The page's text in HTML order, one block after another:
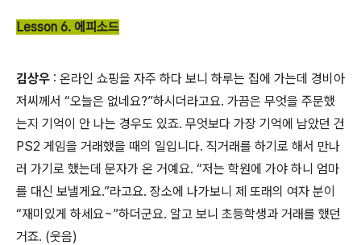
Lesson 6. 에피소드
김상우 : 온라인 쇼핑을 자주 하다 보니 하루는 집에 가는데 경비아
저씨께서 “오늘은 없네요?”하시더라고요. 가끔은 무엇을 주문했
는지 기억이 안 나는 경우도 있죠. 무엇보다 가장 기억에 남았던 건
PS2 게임을 거래했을 때의 일입니다. 직거래를 하기로 해서 만나
러 가기로 했는데 문자가 온 거예요. “저는 학원에 가야 하니 엄마
를 대신 보낼게요.”라고요. 장소에 나가보니 제 또래의 여자 분이
“재미있게 하세요~”하더군요. 알고 보니 초등학생과 거래를 했던
거죠. (웃음)